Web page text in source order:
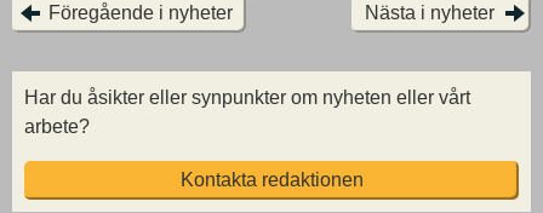
Föregående i nyheter Nästa i nyheter
Har du åsikter eller synpunkter om nyheten eller vårt
arbete?
Kontakta redaktionen